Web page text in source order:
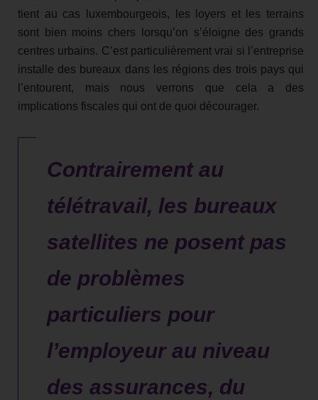
tient au cas luxembourgeois, les loyers et les terrains
sont bien moins chers lorsqu’on s’éloigne des grands
centres urbains. C’est particulièrement vrai si l’entreprise
installe des bureaux dans les régions des trois pays qui
l’entourent, mais nous verrons que cela a des
implications fiscales qui ont de quoi décourager.
Contrairement au
télétravail, les bureaux
satellites ne posent pas
de problèmes
particuliers pour
l’employeur au niveau
des assurances, du